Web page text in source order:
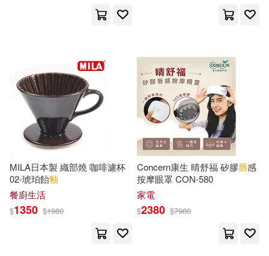
千櫻（編繪）(1) 半半(1)
吳健，何飛（主編）(1)
呂成龍(1)
周曉燕（主編）(1) 周芬伶(1)
國立歷史博物館編輯委員會(1)
布丁娛樂(1) 平裝本(1)
廣東科技出版社(1)
廣東科技出版社有限公司(1)
彗星社(1) 復旦大學出版社(1)
愛播聽書FM(1)
MILA日本製 織部燒 咖啡濾杯
02-琥珀飴釉
餐廚生活
$1350 $1980
Concern康生 晴舒福 矽膠唇感
按摩眼罩 CON-580
家電
$2380 $7980